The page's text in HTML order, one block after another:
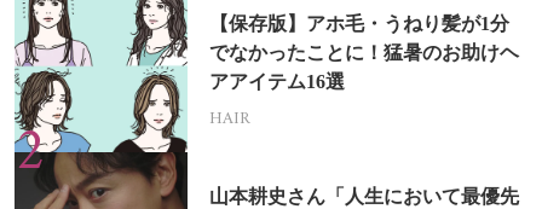
【保存版】アホ毛・うねり髪が1分
でなかったことに！猛暑のお助けヘ
アアイテム16選
HAIR
山本耕史さん「人生において最優先